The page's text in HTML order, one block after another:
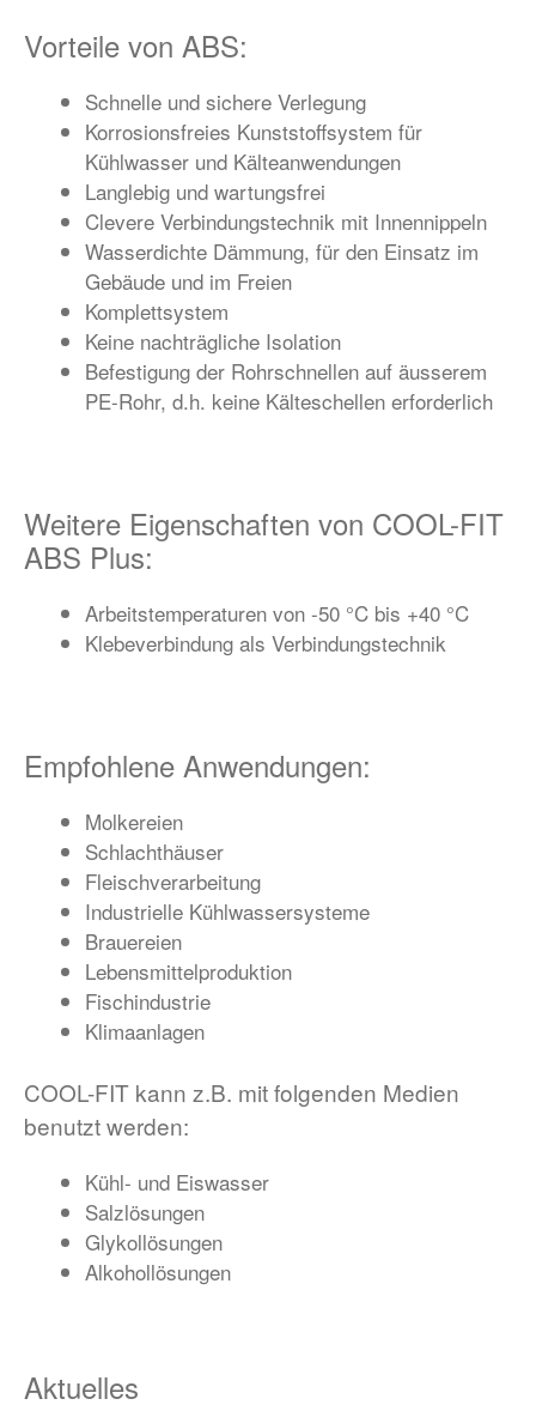
Vorteile von ABS:
Schnelle und sichere Verlegung
Korrosionsfreies Kunststoffsystem für
Kühlwasser und Kälteanwendungen
Langlebig und wartungsfrei
Clevere Verbindungstechnik mit Innennippeln
Wasserdichte Dämmung, für den Einsatz im
Gebäude und im Freien
Komplettsystem
Keine nachträgliche Isolation
Befestigung der Rohrschnellen auf äusserem
PE-Rohr, d.h. keine Kälteschellen erforderlich
Weitere Eigenschaften von COOL-FIT
ABS Plus:
Arbeitstemperaturen von -50 °C bis +40 °C
Klebeverbindung als Verbindungstechnik
Empfohlene Anwendungen:
Molkereien
Schlachthäuser
Fleischverarbeitung
Industrielle Kühlwassersysteme
Brauereien
Lebensmittelproduktion
Fischindustrie
Klimaanlagen
COOL-FIT kann z.B. mit folgenden Medien
benutzt werden:
Kühl- und Eiswasser
Salzlösungen
Glykollösungen
Alkohollösungen
Aktuelles